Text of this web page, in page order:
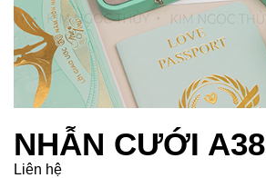
NHẪN CƯỚI A38
Liên hệ